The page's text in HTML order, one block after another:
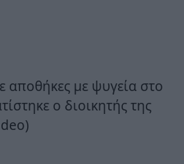
αποθήκες με ψυγεία στο
ο διοικητής της